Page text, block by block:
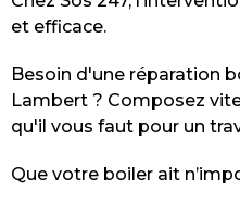
et efficace.
Besoin d'une réparation
Lambert ? Composez
qu'il vous faut pour un
Que votre boiler ait